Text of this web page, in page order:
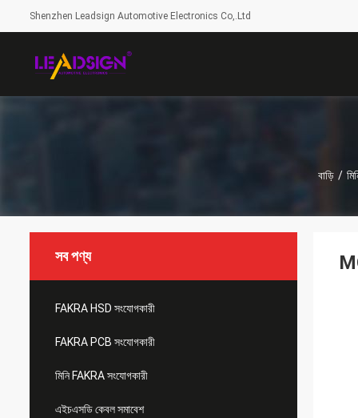
Shenzhen Leadsign Automotive Electronics Co,.Ltd
বাড়ি /
সব পণ্য
FAKRA HSD সংযোগকারী
FAKRA PCB সংযোগকারী
মিনি FAKRA সংযোগকারী
এইচএসডি কেবল সমাবেশ